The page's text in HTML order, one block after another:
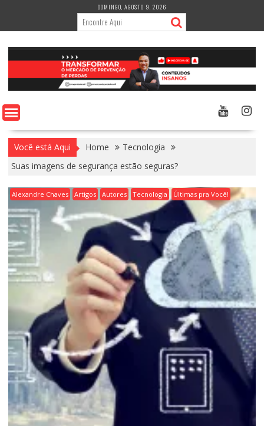
content
DOMINGO, AGOSTO 9, 2026
Você está Aqui Home
Tecnologia
Suas imagens de segurança estão seguras?
Alexandre Chaves Artigos Autores Tecnologia Últimas pra Você!